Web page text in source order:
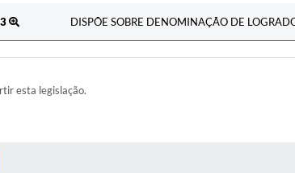
DISPÕE SOBRE DENOMINAÇÃO DE
esta legislação.